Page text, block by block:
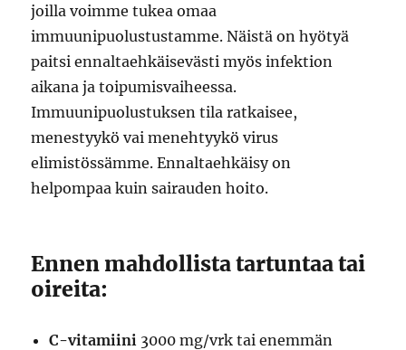
joilla voimme tukea omaa
immuunipuolustustamme. Näistä on hyötyä
paitsi ennaltaehkäisevästi myös infektion
aikana ja toipumisvaiheessa.
Immuunipuolustuksen tila ratkaisee,
menestyykö vai menehtyykö virus
elimistössämme. Ennaltaehkäisy on
helpompaa kuin sairauden hoito.
Ennen mahdollista tartuntaa tai
oireita:
C-vitamiini 3000 mg/vrk tai enemmän